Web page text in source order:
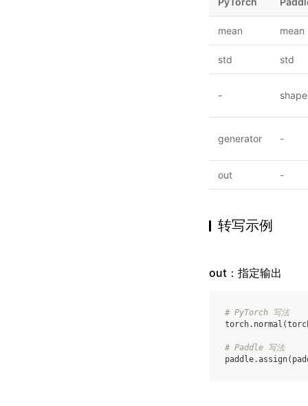
mean mean
std std
- shape
generator -
out -
转写示例
out：指定输出
# PyTorch 写法
torch. normal (
# Paddle 写法
paddle.assign(